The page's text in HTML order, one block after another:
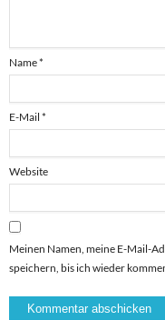
Name*
E-Mail *
Website
Meinen Namen, meine E-Mail-
speichern, bis ich wieder